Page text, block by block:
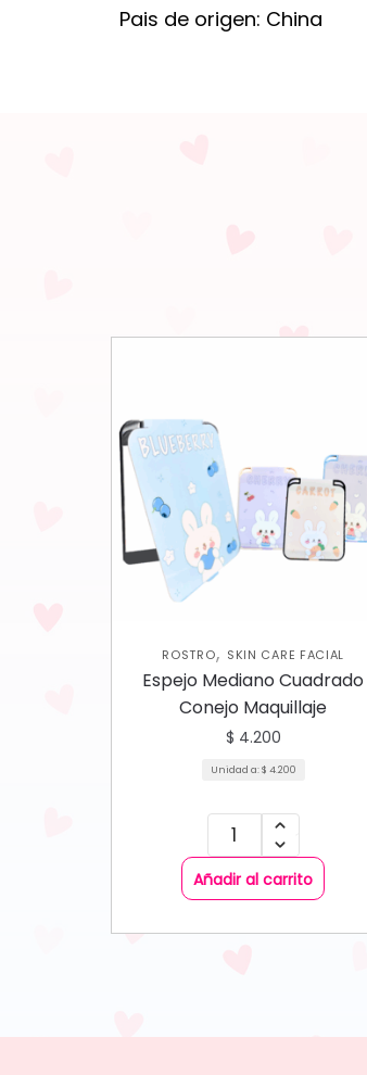
Pais de origen: China
ROSTRO, SKIN CARE FACIAL
Espejo Mediano Cuadrado
Conejo Maquillaje
$ 4.200
Unidad a:$ 4.200
Añadir al carrito